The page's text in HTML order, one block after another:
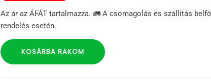
Az ár az ÁFÁT tartalmazza. 🚛 A csomagolás és szállítás
rendelés esetén.
KOSÁRBA RAKOM